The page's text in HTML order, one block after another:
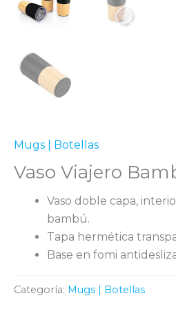
Mugs | Botellas
Vaso Viajero
Vaso doble capa,
bambú.
Tapa hermética
Base en fomi
Categoría: Mugs | Botellas